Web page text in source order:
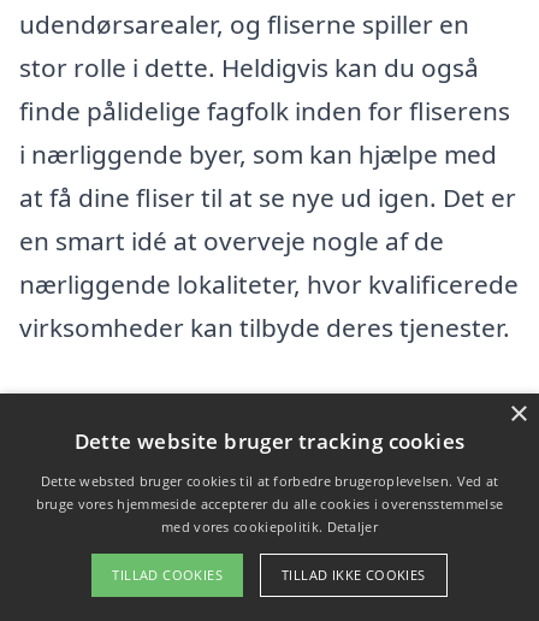
udendørsarealer, og fliserne spiller en
stor rolle i dette. Heldigvis kan du også
finde pålidelige fagfolk inden for fliserens
i nærliggende byer, som kan hjælpe med
at få dine fliser til at se nye ud igen. Det er
en smart idé at overveje nogle af de
nærliggende lokaliteter, hvor kvalificerede
virksomheder kan tilbyde deres tjenester.
Her er nogle byer i nærheden af
Aakirkeby, hvor du kan finde hjælp til
fliserens:
×
Dette website bruger tracking cookies
Dette websted bruger cookies til at forbedre brugeroplevelsen. Ved at
bruge vores hjemmeside accepterer du alle cookies i overensstemmelse
med vores cookiepolitik. Detaljer
TILLAD COOKIES TILLAD IKKE COOKIES